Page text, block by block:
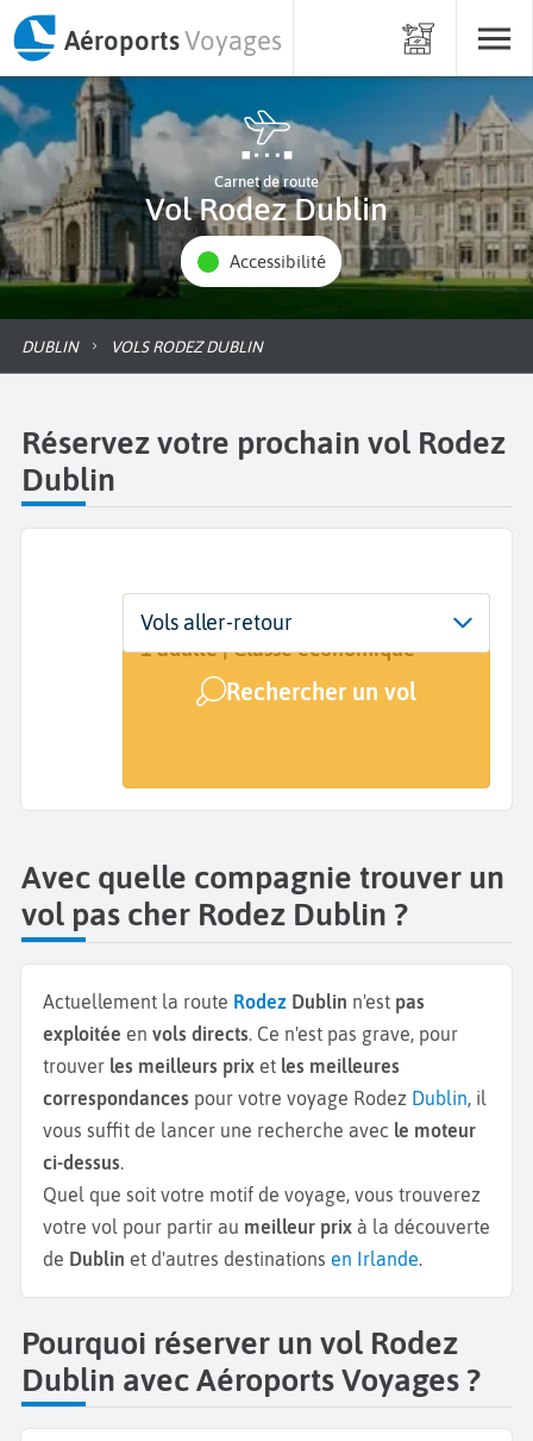
AéroportsVoyages
Carnet de route
Vol Rodez Dublin
Accessibilité
DUBLIN VOLS RODEZ DUBLIN
Réservez votre prochain vol Rodez
Dublin
Départ
Rodez (RDZ)
Dates
Dates de votre voyage
Voyageurs | Classe
1 adulte | Classe économique
Rechercher un vol
Vols aller-retour
Avec quelle compagnie trouver un
vol pas cher Rodez Dublin ?
Actuellement la route Rodez Dublin n'est pas
exploitée en vols directs. Ce n'est pas grave, pour
trouver les meilleurs prix et les meilleures
correspondances pour votre voyage Rodez Dublin, il
vous suffit de lancer une recherche avec le moteur
ci-dessus.
Quel que soit votre motif de voyage, vous trouverez
votre vol pour partir au meilleur prix à la découverte
de Dublin et d'autres destinations en Irlande.
Pourquoi réserver un vol Rodez
Dublin avec Aéroports Voyages ?